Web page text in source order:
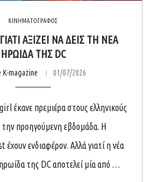
ΚΙΝΗΜΑΤΟΓΡΑΦΟΣ
ΑΞΊΖΕΙ ΝΑ ΔΕΙΣ ΤΗ ΝΈΑ
ΗΡΩΊΔΑ ΤΗΣ DC
K-magazine 01/07/2026
έκανε πρεμιέρα στους ελληνικούς
προηγούμενη εβδομάδα. Η
έχουν ενδιαφέρον. Αλλά γιατί η νέα
της DC αποτελεί μία από …